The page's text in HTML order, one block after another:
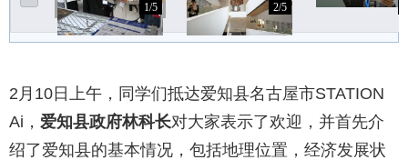
1/5 2/5
2月10日上午，同学们抵达爱知县名古屋市STATION
Ai， 爱知县政府林科长对大家表示了欢迎，并首先介
绍了爱知县的基本情况，包括地理位置，经济发展状